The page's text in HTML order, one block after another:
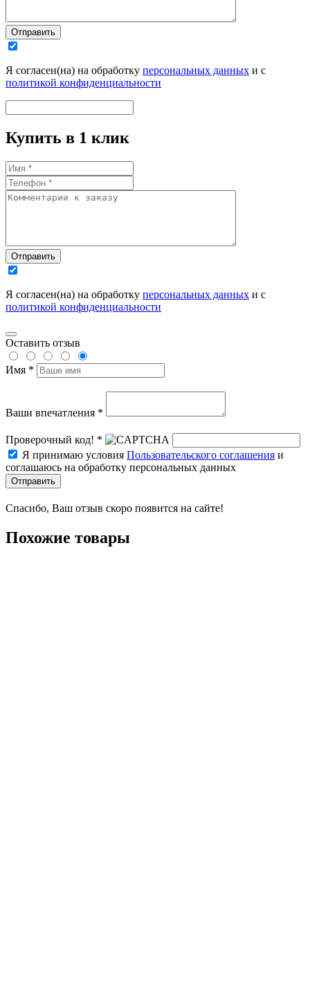
Отправить
Я согласен(на) на обработку персональных данных и с
политикой конфиденциальности
Купить в 1 клик
Отправить
Я согласен(на) на обработку персональных данных и с
политикой конфиденциальности
Оставить отзыв
Имя *
Ваши впечатления *
Проверочный код! *
Я принимаю условия Пользовательского соглашения и
соглашаюсь на обработку персональных данных
Отправить
Спасибо, Ваш отзыв скоро появится на сайте!
Похожие товары